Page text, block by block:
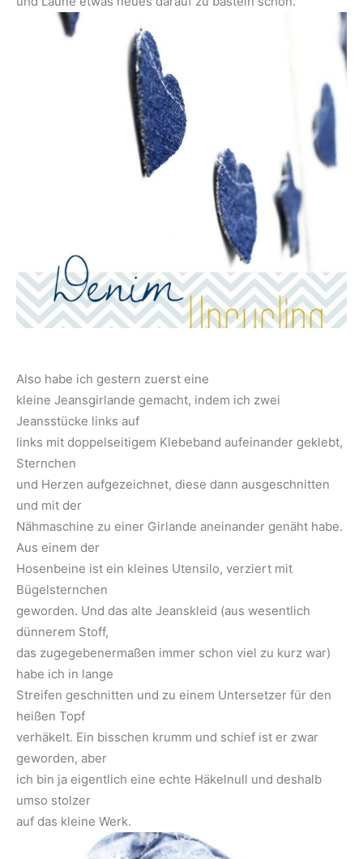
Also habe ich gestern zuerst eine
kleine Jeansgirlande gemacht, indem ich zwei
Jeansstücke links auf
links mit doppelseitigem Klebeband aufeinander geklebt,
Sternchen
und Herzen aufgezeichnet, diese dann ausgeschnitten
und mit der
Nähmaschine zu einer Girlande aneinander genäht habe.
Aus einem der
Hosenbeine ist ein kleines Utensilo, verziert mit
Bügelsternchen
geworden. Und das alte Jeanskleid (aus wesentlich
dünnerem Stoff,
das zugegebenermaßen immer schon viel zu kurz war)
habe ich in lange
Streifen geschnitten und zu einem Untersetzer für den
heißen Topf
verhäkelt. Ein bisschen krumm und schief ist er zwar
geworden, aber
ich bin ja eigentlich eine echte Häkelnull und deshalb
umso stolzer
auf das kleine Werk.